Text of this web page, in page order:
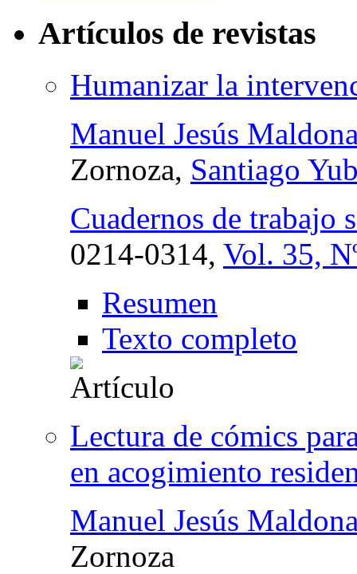
Artículos de revistas
Humanizar la
Manuel Jesús
Zornoza, Santiago
Cuadernos de trabajo
0214-0314, Vol. 35,
Resumen
Texto completo
Lectura de cómics
en acogimiento
Manuel Jesús
Zornoza